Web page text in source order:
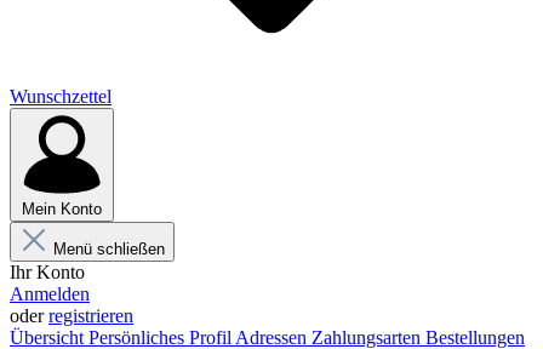
Wunschzettel
Mein Konto
Menü schließen
Ihr Konto
Anmelden
oderregistrieren
Übersicht Persönliches Profil Adressen Zahlungsarten Bestellungen